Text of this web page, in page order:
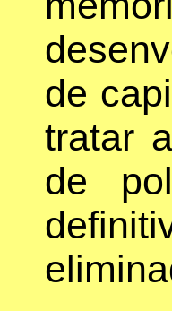
de
tratar
de